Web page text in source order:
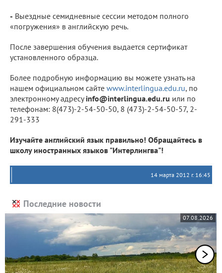
- Выездные семидневные сессии методом полного
«погружения» в английскую речь.
После завершения обучения выдается сертификат
установленного образца.
Более подробную информацию вы можете узнать на
нашем официальном сайте www.interlingua.edu.ru, по
электронному адресуinfo@interlingua.edu.ru или по
телефонам: 8(473)-2-54-50-50, 8 (473)-2-54-50-57, 2-
291-333
Изучайте английский язык правильно! Обращайтесь в
школу иностранных языков "Интерлингва"!
14 марта 2012 г. 16:45
Последние новости
07.08.2026